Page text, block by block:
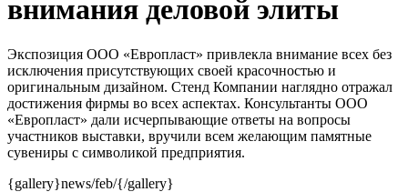
внимания деловой элиты
Экспозиция ООО «Европласт» привлекла внимание всех без
исключения присутствующих своей красочностью и
оригинальным дизайном. Стенд Компании наглядно отражал
достижения фирмы во всех аспектах. Консультанты ООО
«Европласт» дали исчерпывающие ответы на вопросы
участников выставки, вручили всем желающим памятные
сувениры с символикой предприятия.
{gallery}news/feb/{/gallery}